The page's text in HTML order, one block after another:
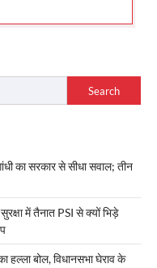
Search
का सरकार से सीधा सवाल; तीन
में तैनात PSI से क्यों भिड़े
हल्ला बोल, विधानसभा घेराव के